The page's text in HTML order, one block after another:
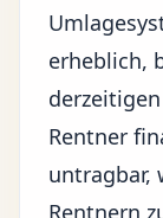
erheblich,
Rentner
untragbar,
Rentnern